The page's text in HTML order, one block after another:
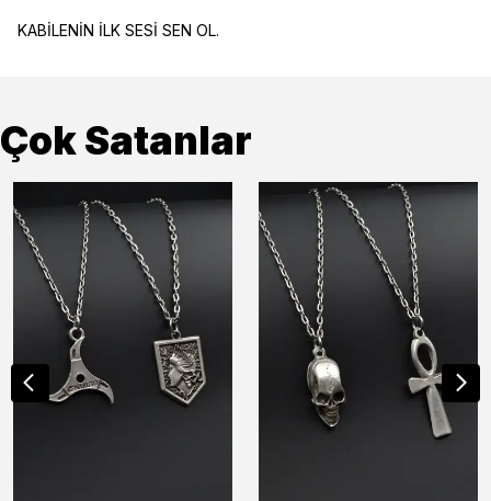
KABİLENİN İLK SESİ SEN OL.
Çok Satanlar